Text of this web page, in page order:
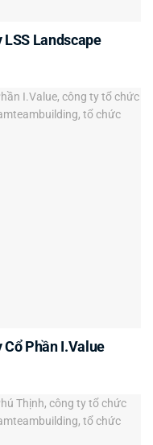
LSS Landscape
Cổ Phần I.Value